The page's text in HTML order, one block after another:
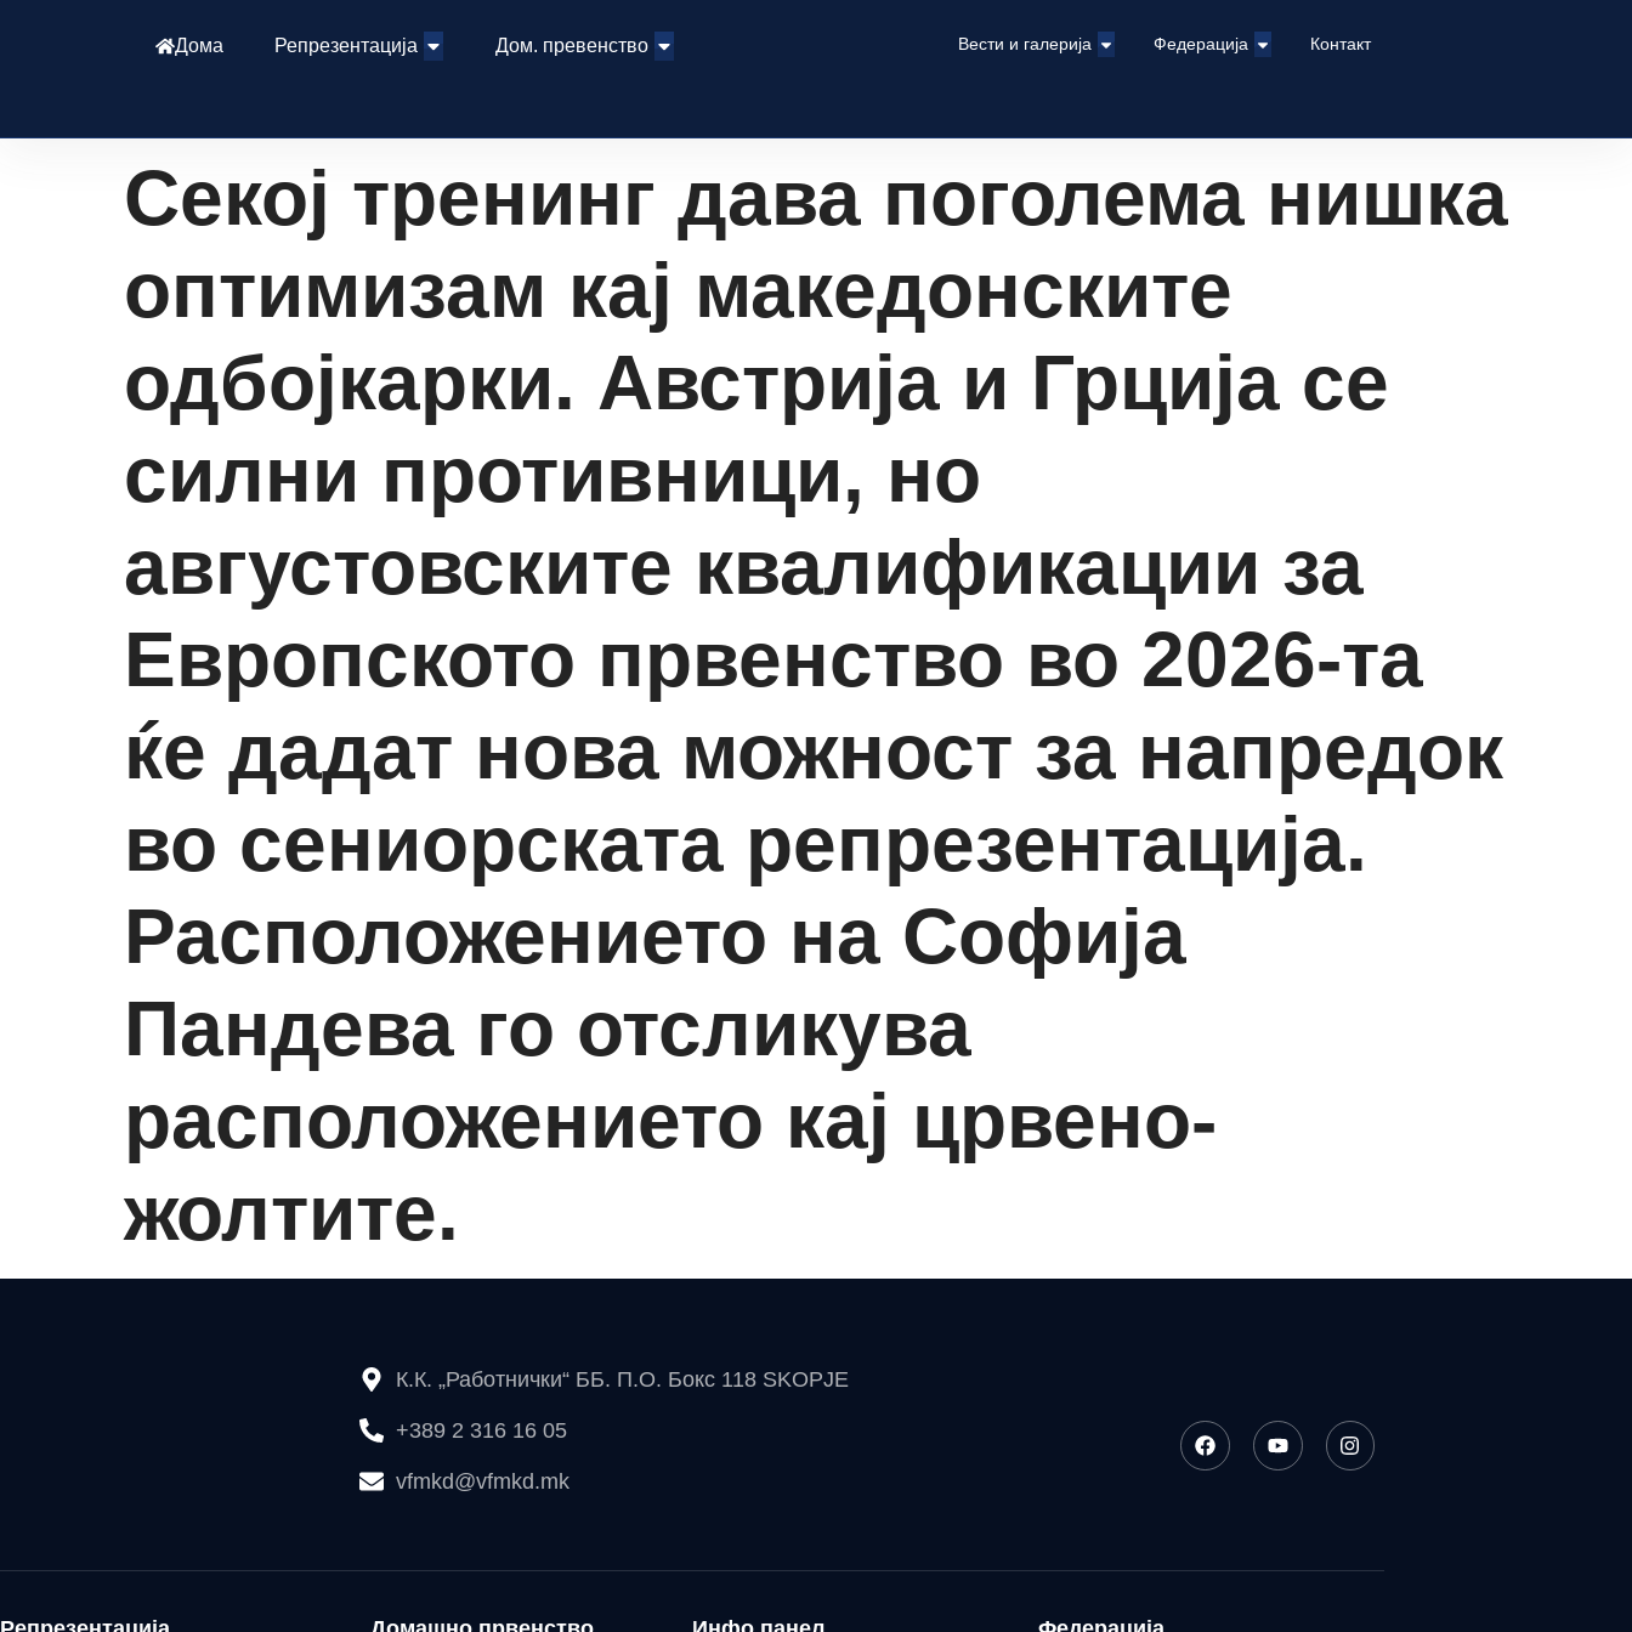
Дома Репрезентација Дом. превенство Вести и галерија Федерација Контакт
Секој тренинг дава поголема нишка
оптимизам кај македонските
одбојкарки. Австрија и Грција се
силни противници, но
августовските квалификации за
Европското првенство во 2026-та
ќе дадат нова можност за напредок
во сениорската репрезентација.
Расположението на Софија
Пандева го отсликува
расположението кај црвено-
жолтите.
К.К. „Работнички“ ББ. П.О. Бокс 118 SKOPJE
+389 2 316 16 05
vfmkd@vfmkd.mk